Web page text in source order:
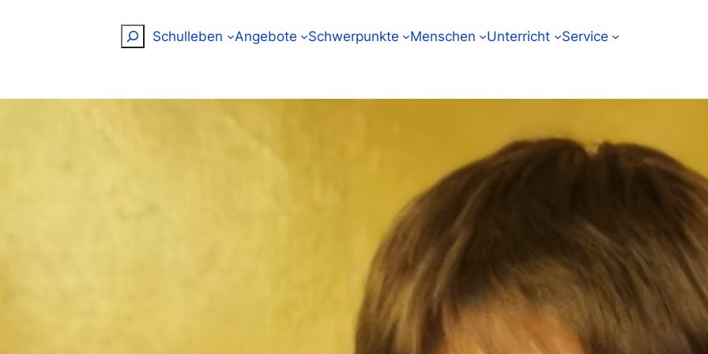
SuchenSchulleben Angebote Schwerpunkte Menschen Unterricht Service